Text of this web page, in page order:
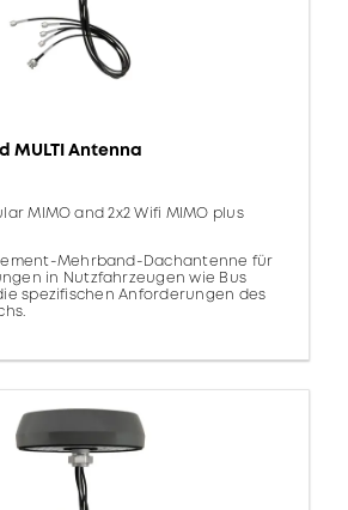
MULTI Antenna
MIMO and 2x2 Wifi MIMO plus
Mehrband-Dachantenne für
in Nutzfahrzeugen wie Bus
spezifischen Anforderungen des